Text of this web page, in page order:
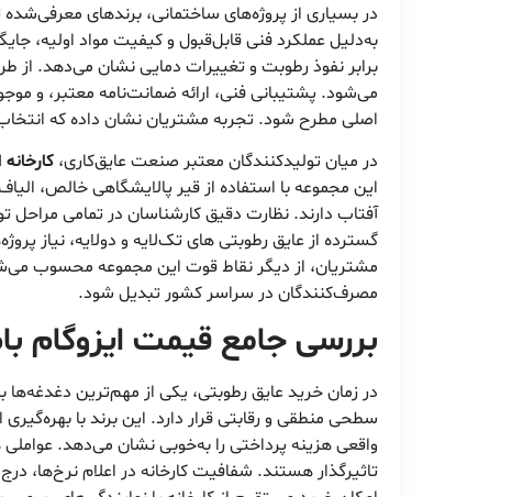
در بسیاری از پروژه‌های ساختمانی، برندهای
به‌دلیل عملکرد فنی قابل‌قبول و کیفیت مواد اولیه،
برابر نفوذ رطوبت و تغییرات دمایی نشان می‌دهد. از
می‌شود. پشتیبانی فنی، ارائه ضمانت‌نامه معتبر، و
اصلی مطرح شود. تجربه مشتریان نشان داده که
در میان تولیدکنندگان معتبر صنعت عایق‌کاری،
این مجموعه با استفاده از قیر پالایشگاهی خالص،
آفتاب دارند. نظارت دقیق کارشناسان در تمامی مراحل
گسترده از عایق رطوبتی های تک‌لایه و دولایه،
مشتریان، از دیگر نقاط قوت این مجموعه محسوب
مصرف‌کنندگان در سراسر کشور تبدیل شود.
بررسی جامع قیمت ایزوگام
در زمان خرید عایق رطوبتی، یکی از مهم‌ترین دغدغه‌ها
سطحی منطقی و رقابتی قرار دارد. این برند با
واقعی هزینه پرداختی را به‌خوبی نشان می‌دهد.
تاثیرگذار هستند. شفافیت کارخانه در اعلام نرخ‌ها،